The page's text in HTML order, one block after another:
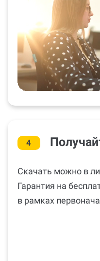
4
Скачать можно в
Гарантия на
в рамках